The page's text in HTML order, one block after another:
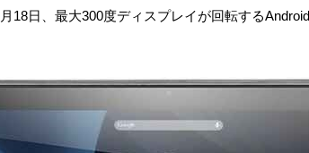
18日、最大300度ディスプレイが回転する